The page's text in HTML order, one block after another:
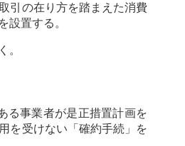
引の在り方を踏まえた消費
設置する。
。
る事業者が是正措置計画を
を受けない「確約手続」を